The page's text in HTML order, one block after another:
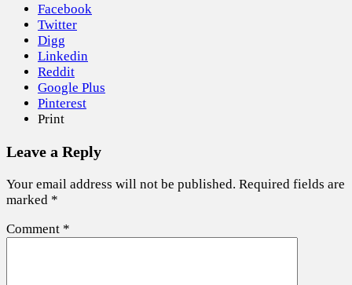
Facebook
Twitter
Digg
Linkedin
Reddit
Google Plus
Pinterest
Print
Leave a Reply
Your email address will not be published. Required fields are
marked *
Comment *